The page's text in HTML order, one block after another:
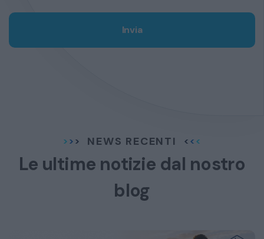
Invia
NEWS RECENTI
Le ultime notizie dal nostro
blog